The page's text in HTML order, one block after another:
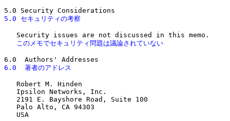
5.0 セキュリティの考察
   このメモでセキュリティ問題は議論されていない
6.0  著者のアドレス
   Robert M. Hinden
   Ipsilon Networks, Inc.
   2191 E. Bayshore Road, Suite 100
   Palo Alto, CA 94303
   USA